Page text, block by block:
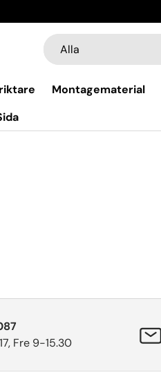
Sök
Produkttyp
Alla
Montagematerial
Fre 9-15.30